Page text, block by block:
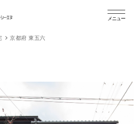
メニュー
京都府 東五六